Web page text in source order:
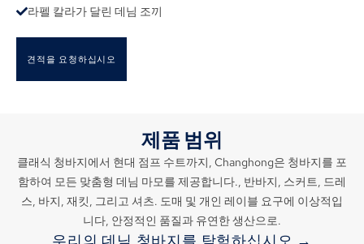
라펠 칼라가 달린 데님 조끼
견적을 요청하십시오
제품 범위
클래식 청바지에서 현대 점프 수트까지, Changhong은 청바지를 포
함하여 모든 맞춤형 데님 마모를 제공합니다., 반바지, 스커트, 드레
스, 바지, 재킷, 그리고 셔츠. 도매 및 개인 레이블 요구에 이상적입
니다, 안정적인 품질과 유연한 생산으로.